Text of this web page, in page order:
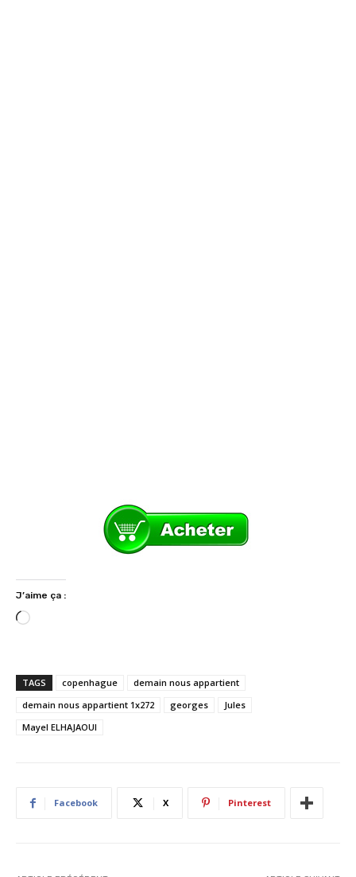
J’aime ça :
C
r
g
e
m
…
TAGS copenhague
demain nous appartient
demain nous appartient 1x272
georges
Jules
Mayel ELHAJAOUI
Facebook X Pinterest